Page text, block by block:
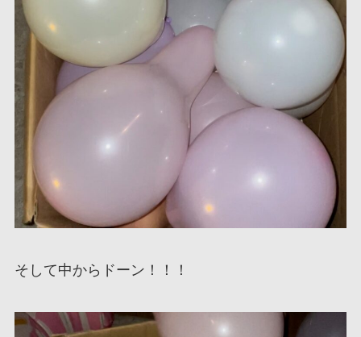
そして中からドーン！！！